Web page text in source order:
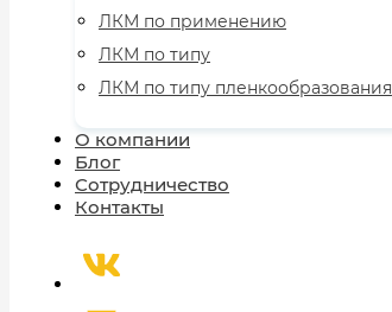
ЛКМ по применению
ЛКМ по типу
ЛКМ по типу пленкообразования
О компании
Блог
Сотрудничество
Контакты